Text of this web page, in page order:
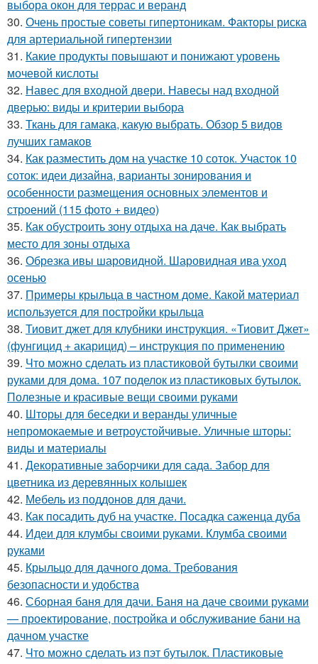
выбора окон для террас и веранд
30. Очень простые советы гипертоникам. Факторы риска
для артериальной гипертензии
31. Какие продукты повышают и понижают уровень
мочевой кислоты
32. Навес для входной двери. Навесы над входной
дверью: виды и критерии выбора
33. Ткань для гамака, какую выбрать. Обзор 5 видов
лучших гамаков
34. Как разместить дом на участке 10 соток. Участок 10
соток: идеи дизайна, варианты зонирования и
особенности размещения основных элементов и
строений (115 фото + видео)
35. Как обустроить зону отдыха на даче. Как выбрать
место для зоны отдыха
36. Обрезка ивы шаровидной. Шаровидная ива уход
осенью
37. Примеры крыльца в частном доме. Какой материал
используется для постройки крыльца
38. Тиовит джет для клубники инструкция. «Тиовит Джет»
(фунгицид + акарицид) – инструкция по применению
39. Что можно сделать из пластиковой бутылки своими
руками для дома. 107 поделок из пластиковых бутылок.
Полезные и красивые вещи своими руками
40. Шторы для беседки и веранды уличные
непромокаемые и ветроустойчивые. Уличные шторы:
виды и материалы
41. Декоративные заборчики для сада. Забор для
цветника из деревянных колышек
42. Мебель из поддонов для дачи.
43. Как посадить дуб на участке. Посадка саженца дуба
44. Идеи для клумбы своими руками. Клумба своими
руками
45. Крыльцо для дачного дома. Требования
безопасности и удобства
46. Сборная баня для дачи. Баня на даче своими руками
— проектирование, постройка и обслуживание бани на
дачном участке
47. Что можно сделать из пэт бутылок. Пластиковые